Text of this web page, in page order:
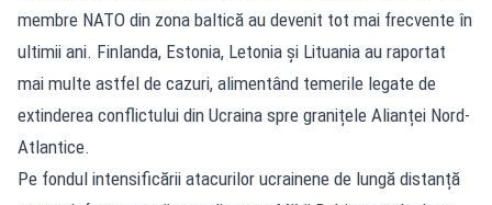
membre NATO din zona baltică au devenit tot mai frecvente în
ultimii ani. Finlanda, Estonia, Letonia și Lituania au raportat
mai multe astfel de cazuri, alimentând temerile legate de
extinderea conflictului din Ucraina spre granițele Alianței Nord-
Atlantice.
Pe fondul intensificării atacurilor ucrainene de lungă distanță